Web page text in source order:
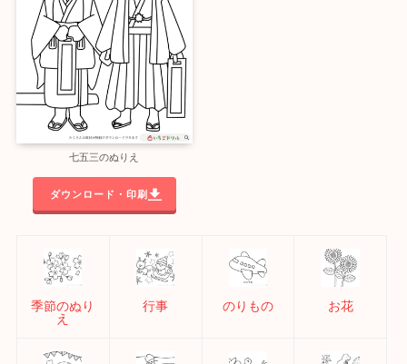
七五三のぬりえ
ダウンロード・印刷
季節のぬり
え
行事 のりもの お花